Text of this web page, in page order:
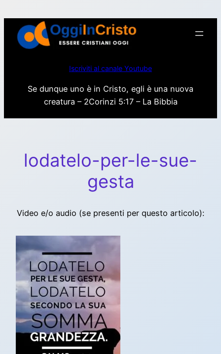
contenuto
Iscriviti al canale Youtube
Se dunque uno è in Cristo, egli è una nuova
creatura – 2Corinzi 5:17 – La Bibbia
lodatelo-per-le-sue-
gesta
Video e/o audio (se presenti per questo articolo):